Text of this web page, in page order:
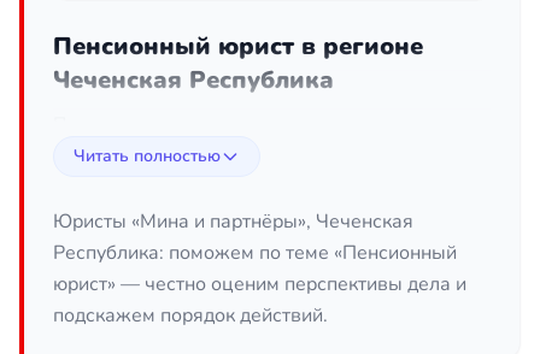
Пенсионный юрист в регионе
Чеченская Республика
законом, однако на практике их реализация
стажа и заниженным размером выплат.
Пенсионный юрист в регионе Чеченская
Республика помогает разобраться в нормах
законодательства, корректно оформить
документы, добиться правильного назначения и
Читать полностью
Юристы «Мина и партнёры», Чеченская
Республика: поможем по теме «Пенсионный
юрист» — честно оценим перспективы дела и
подскажем порядок действий.